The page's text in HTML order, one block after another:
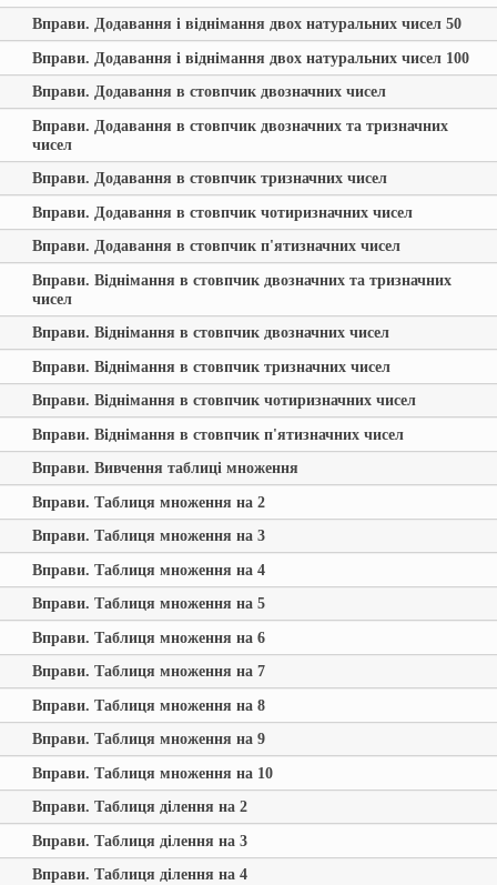
Вправи. Додавання і віднімання двох натуральних чисел 50
Вправи. Додавання і віднімання двох натуральних чисел 100
Вправи. Додавання в стовпчик двозначних чисел
Вправи. Додавання в стовпчик двозначних та тризначних
чисел
Вправи. Додавання в стовпчик тризначних чисел
Вправи. Додавання в стовпчик чотиризначних чисел
Вправи. Додавання в стовпчик п'ятизначних чисел
Вправи. Віднімання в стовпчик двозначних та тризначних
чисел
Вправи. Віднімання в стовпчик двозначних чисел
Вправи. Віднімання в стовпчик тризначних чисел
Вправи. Віднімання в стовпчик чотиризначних чисел
Вправи. Віднімання в стовпчик п'ятизначних чисел
Вправи. Вивчення таблиці множення
Вправи. Таблиця множення на 2
Вправи. Таблиця множення на 3
Вправи. Таблиця множення на 4
Вправи. Таблиця множення на 5
Вправи. Таблиця множення на 6
Вправи. Таблиця множення на 7
Вправи. Таблиця множення на 8
Вправи. Таблиця множення на 9
Вправи. Таблиця множення на 10
Вправи. Таблиця ділення на 2
Вправи. Таблиця ділення на 3
Вправи. Таблиця ділення на 4